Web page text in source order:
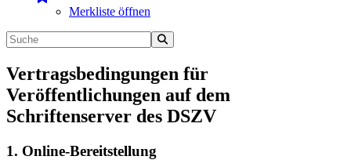
Merkliste öffnen
Vertragsbedingungen für
Veröffentlichungen auf dem
Schriftenserver des DSZV
1. Online-Bereitstellung